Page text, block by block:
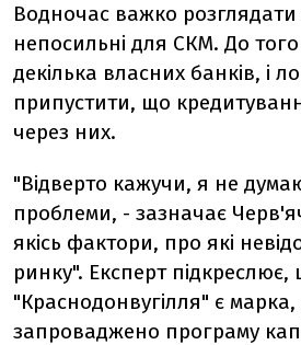
Водночас важко розглядати
непосильні для СКМ. До
декілька власних банків, і
припустити, що
через них.
"Відверто кажучи, я не
проблеми, - зазначає
якісь фактори, про які
ринку". Експерт підкреслює,
"Краснодонвугілля" є марка,
запроваджено програму